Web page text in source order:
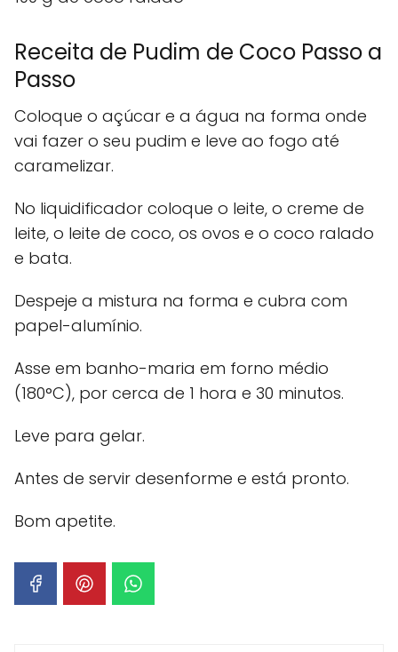
Receita de Pudim de Coco Passo a
Passo
Coloque o açúcar e a água na forma onde
vai fazer o seu pudim e leve ao fogo até
caramelizar.
No liquidificador coloque o leite, o creme de
leite, o leite de coco, os ovos e o coco ralado
e bata.
Despeje a mistura na forma e cubra com
papel-alumínio.
Asse em banho-maria em forno médio
(180°C), por cerca de 1 hora e 30 minutos.
Leve para gelar.
Antes de servir desenforme e está pronto.
Bom apetite.